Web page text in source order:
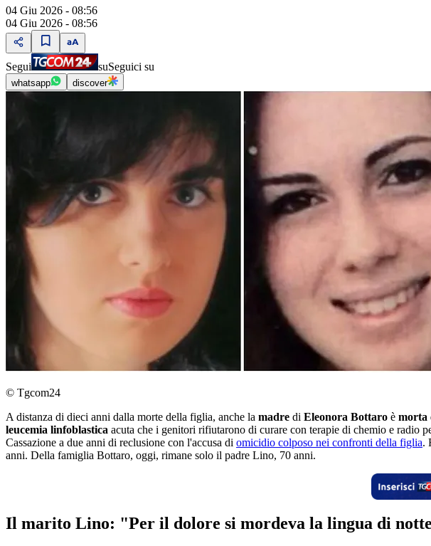
04 Giu 2026 - 08:56
04 Giu 2026 - 08:56
Segui suSeguici su
whatsapp discover
© Tgcom24
A distanza di dieci anni dalla morte della figlia, anche la madre di Eleonora Bottaro è morta
leucemia linfoblastica acuta che i genitori rifiutarono di curare con terapie di chemio e radio
Cassazione a due anni di reclusione con l'accusa di omicidio colposo nei confronti della figlia.
anni. Della famiglia Bottaro, oggi, rimane solo il padre Lino, 70 anni.
Il marito Lino: "Per il dolore si mordeva la lingua di